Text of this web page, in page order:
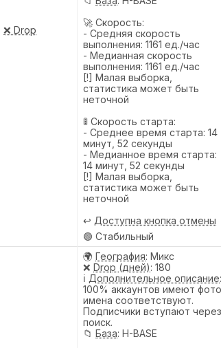
❌ Drop
🚀 Скорость:
- Средняя скорость
выполнения: 1161 ед./час
- Медианная скорость
выполнения: 1161 ед./час
[!] Малая выборка,
статистика может быть
неточной
🚦 Скорость старта:
- Среднее время старта: 14
минут, 52 секунды
- Медианное время старта:
14 минут, 52 секунды
[!] Малая выборка,
статистика может быть
неточной
↩️ Доступна кнопка отмены
🟢 Стабильный
🌍 География: Микс
❌ Drop (дней): 180
ℹ️ Дополнительное описание:
100% аккаунтов имеют
имена соответствуют.
Подписчики вступают через
поиск.
📁 База: H-BASE